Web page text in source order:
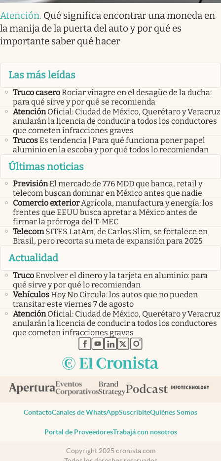
Atención. Qué significa encontrar una moneda en
la manija de la puerta del auto y por qué es
importante saber qué hacer
Las más leídas
Truco caseroRociar vinagre en el desagüe de la ducha:
para qué sirve y por qué se recomienda
Atención Oficial: Ciudad de México, Querétaro y Veracruz
anularán la licencia de conducir a todos los conductores
que cometen infracciones graves
TrucosEs tendencia | Para qué funciona poner papel
aluminio en la escoba y por qué todos lo recomiendan
Últimas noticias
PrevisiónEl mercado de 776 MDD que banca, retail y
telecom buscan dominar en México antes que nadie
Comercio exteriorAgrícola, manufactura y energía: los
frentes que EEUU busca apretar a México antes de
firmar la prórroga del T-MEC
Telecom SITES LatAm, de Carlos Slim, se fortalece en
Brasil, pero recorta su meta de expansión para 2025
Actualidad
TrucoEnvolver el dinero y la tarjeta en aluminio: para
qué sirve y por qué lo recomiendan
VehículosHoy No Circula: los autos que no pueden
transitar este viernes 7 de agosto
Atención Oficial: Ciudad de México, Querétaro y Veracruz
anularán la licencia de conducir a todos los conductores
que cometen infracciones graves
abre en nueva pestaña
abre en nueva pestaña
abre en nueva pestaña
abre en nueva pestaña
abre en nueva pestaña
ContactoCanales de WhatsAppSuscribiteQuiénes Somos
Portal de ProveedoresTrabajá con nosotros
Copyright 2025 cronista.com